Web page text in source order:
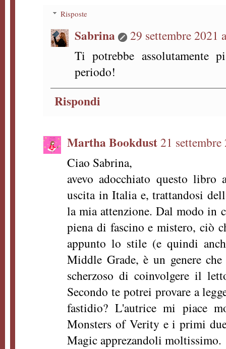
Risposte
Sabrina
29 settembre 2021
Ti potrebbe assolutamente
periodo!
Rispondi
Martha Bookdust21
Ciao Sabrina,
avevo adocchiato questo
uscita in Italia e, trattandosi
la mia attenzione. Dal modo in
piena di fascino e mistero, ciò
appunto lo stile (e quindi
Middle Grade, è un genere
scherzoso di coinvolgere il
Secondo te potrei provare a
fastidio? L'autrice mi piace
Monsters of Verity e i primi
Magic apprezandoli moltissimo.